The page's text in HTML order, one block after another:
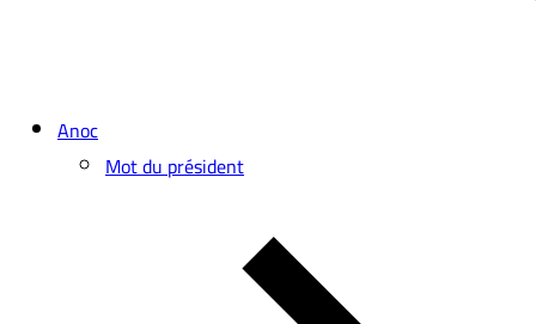
Anoc
Mot du président